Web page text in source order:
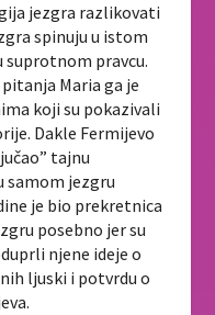
jezgra razlikovati
spinuju u istom
suprotnom pravcu.
Maria ga je
koji su pokazivali
Dakle Fermijevo
tajnu
samom jezgru
je bio prekretnica
posebno jer su
njene ideje o
ljuski i potvrdu o